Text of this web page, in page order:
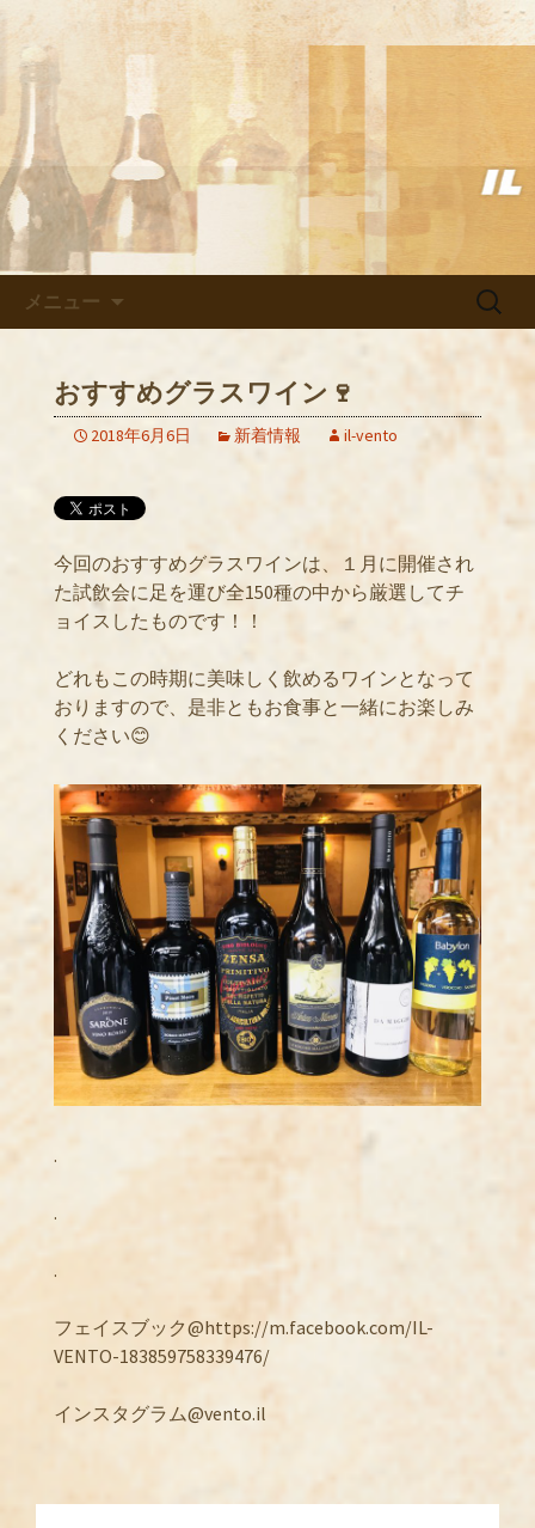
武蔵小杉の美味しいイタリアン
「イルヴェント」のブログ
武蔵小杉の美味しいイタリアン「イル
ヴェント」のブログ
メニュー
検
おすすめグラスワイン🍷
2018年6月6日 新着情報 il-vento
今回のおすすめグラスワインは、１月に開催され
た試飲会に足を運び全150種の中から厳選してチ
ョイスしたものです！！
どれもこの時期に美味しく飲めるワインとなって
おりますので、是非ともお食事と一緒にお楽しみ
ください😊
.
.
.
フェイスブック@https://m.facebook.com/IL-
VENTO-183859758339476/
インスタグラム@vento.il